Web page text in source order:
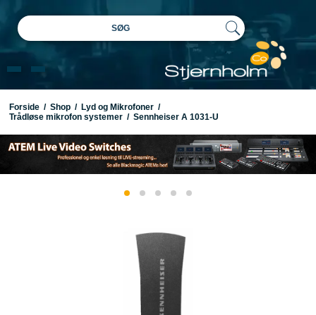
SØG
Forside / Shop / Lyd og Mikrofoner /
Trådløse mikrofon systemer / Sennheiser A 1031-U